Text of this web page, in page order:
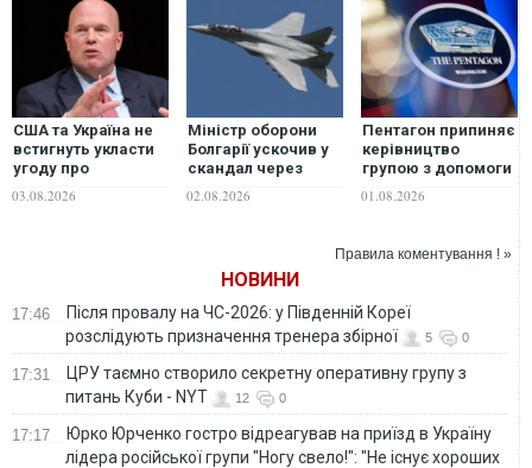
США та Україна не
встигнуть укласти
угоду про
до Patriot до цієї
03.08.2026
Міністр оборони
Болгарії ускочив у
скандал через
які претендує
02.08.2026
Пентагон припиняє
керівництво
групою з допомоги
дистанціювання
01.08.2026
Правила коментування ! »
НОВИНИ
17:46
Після провалу на ЧС-2026: у Південній Кореї
розслідують призначення тренера збірної
5 0
17:31
ЦРУ таємно створило секретну оперативну групу з
питань Куби - NYT
12 0
17:17
Юрко Юрченко гостро відреагував на приїзд в Україну
лідера російської групи "Ногу свело!": "Не існує хороших